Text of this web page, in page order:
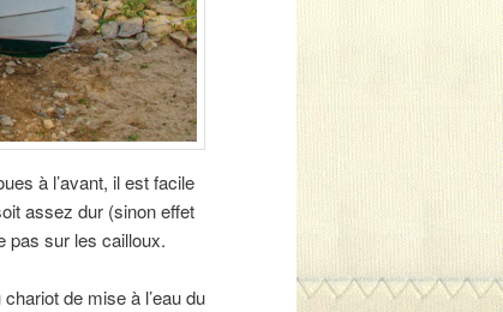
à l’avant, il est facile
assez dur (sinon effet
pas sur les cailloux.
de mise à l’eau du